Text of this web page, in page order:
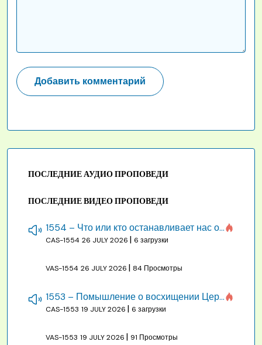
ПОСЛЕДНИЕ АУДИО ПРОПОВЕДИ
ПОСЛЕДНИЕ ВИДЕО ПРОПОВЕДИ
1554 – Что или кто останавливает нас от созидания строения Божия
CAS-1554 26 JULY 2026 | 6 загрузки
VAS-1554 26 JULY 2026 | 84 Просмотры
1553 – Помышление о восхищении Церкви на бракосочетании, во всякое время
CAS-1553 19 JULY 2026 | 6 загрузки
VAS-1553 19 JULY 2026 | 91 Просмотры